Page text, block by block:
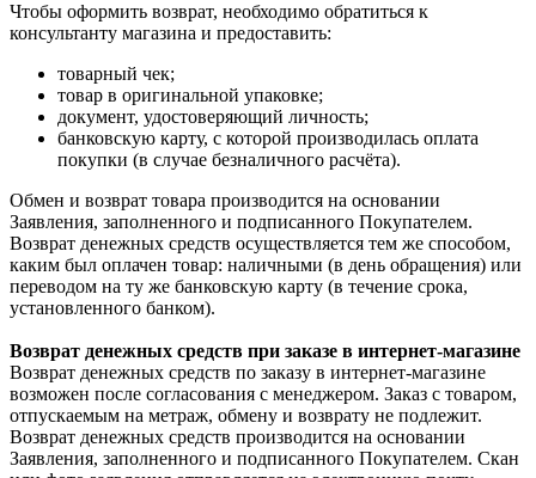
Чтобы оформить возврат, необходимо обратиться к
консультанту магазина и предоставить:
товарный чек;
товар в оригинальной упаковке;
документ, удостоверяющий личность;
банковскую карту, с которой производилась оплата
покупки (в случае безналичного расчёта).
Обмен и возврат товара производится на основании
Заявления, заполненного и подписанного Покупателем.
Возврат денежных средств осуществляется тем же способом,
каким был оплачен товар: наличными (в день обращения) или
переводом на ту же банковскую карту (в течение срока,
установленного банком).
Возврат денежных средств при заказе в интернет-магазине
Возврат денежных средств по заказу в интернет-магазине
возможен после согласования с менеджером. Заказ с товаром,
отпускаемым на метраж, обмену и возврату не подлежит.
Возврат денежных средств производится на основании
Заявления, заполненного и подписанного Покупателем. Скан